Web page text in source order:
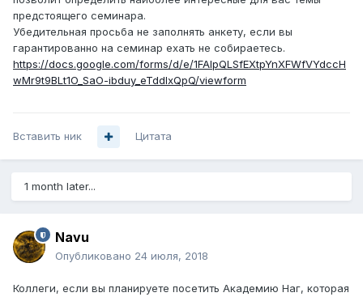
предстоящего семинара.
Убедительная просьба не заполнять анкету, если вы
гарантированно на семинар ехать не собираетесь.
https://docs.google.com/forms/d/e/1FAIpQLSfEXtpYnXFWfVYdccH
wMr9t9BLt1O_SaO-ibduy_eTddIxQpQ/viewform
Вставить ник Цитата
1 month later...
Navu
Опубликовано 24 июля, 2018
Коллеги, если вы планируете посетить Академию Наг, которая